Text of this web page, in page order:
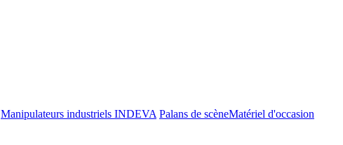
Manipulateurs industriels INDEVA Palans de scèneMatériel d'occasion